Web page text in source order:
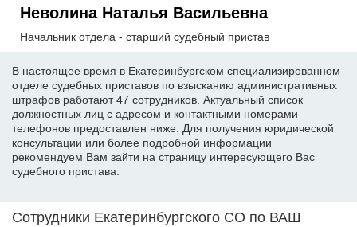
Неволина Наталья Васильевна
Начальник отдела - старший судебный пристав
В настоящее время в Екатеринбургском специализированном
отделе судебных приставов по взысканию административных
штрафов работают 47 сотрудников. Актуальный список
должностных лиц с адресом и контактными номерами
телефонов предоставлен ниже. Для получения юридической
консультации или более подробной информации
рекомендуем Вам зайти на страницу интересующего Вас
судебного пристава.
Сотрудники Екатеринбургского СО по ВАШ